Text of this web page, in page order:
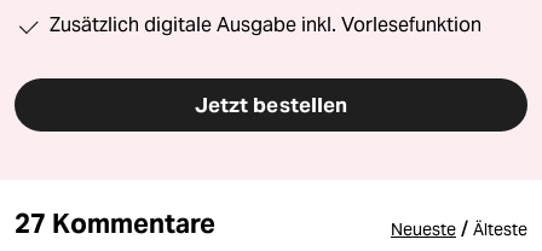
Zusätzlich digitale Ausgabe inkl. Vorlesefunktion
Jetzt bestellen
27 Kommentare Neueste / Älteste